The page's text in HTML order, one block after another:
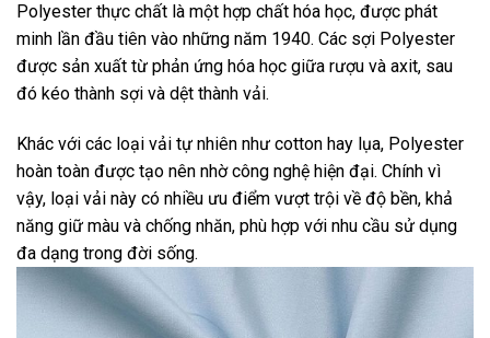
Polyester thực chất là một hợp chất hóa học, được phát
minh lần đầu tiên vào những năm 1940. Các sợi Polyester
được sản xuất từ phản ứng hóa học giữa rượu và axit, sau
đó kéo thành sợi và dệt thành vải.
Khác với các loại vải tự nhiên như cotton hay lụa, Polyester
hoàn toàn được tạo nên nhờ công nghệ hiện đại. Chính vì
vậy, loại vải này có nhiều ưu điểm vượt trội về độ bền, khả
năng giữ màu và chống nhăn, phù hợp với nhu cầu sử dụng
đa dạng trong đời sống.